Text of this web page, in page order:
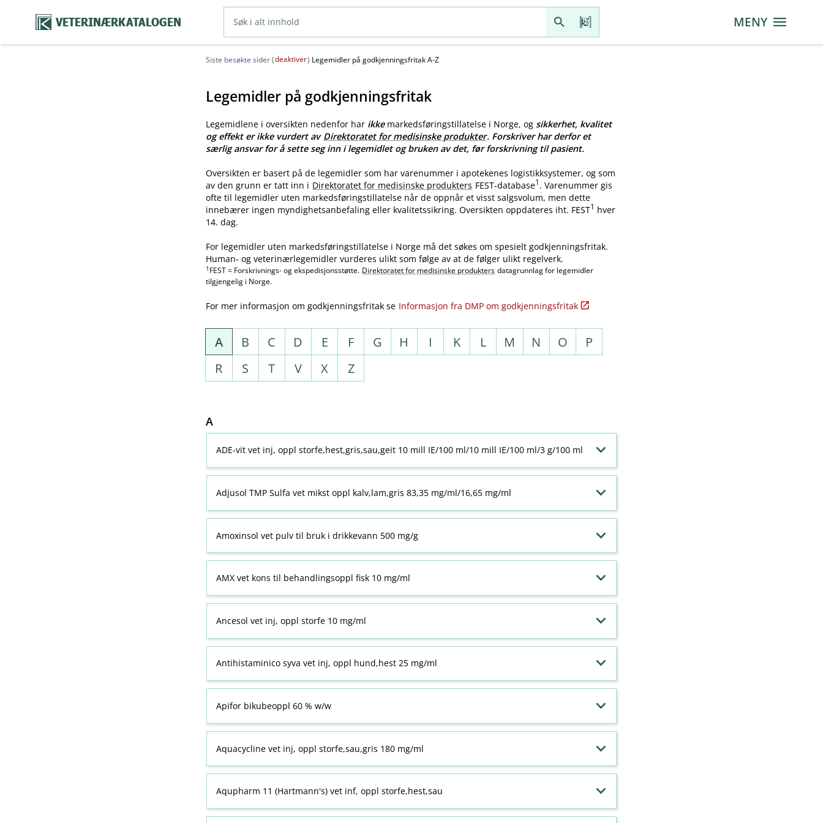
VETERINÆRKATALOGEN MENY
Siste besøkte sider (deaktiver) Legemidler på godkjenningsfritak A-Z
Legemidler på godkjenningsfritak
Legemidlene i oversikten nedenfor har ikkemarkedsføringstillatelse i Norge, og sikkerhet, kvalitet
og effekt er ikke vurdert av Direktoratet for medisinske produkter. Forskriver har derfor et
særlig ansvar for å sette seg inn i legemidlet og bruken av det, før forskrivning til pasient.
Oversikten er basert på de legemidler som har varenummer i apotekenes logistikksystemer, og som
av den grunn er tatt inn i Direktoratet for medisinske produkters FEST-database1. Varenummer gis
ofte til legemidler uten markedsføringstillatelse når de oppnår et visst salgsvolum, men dette
innebærer ingen myndighetsanbefaling eller kvalitetssikring. Oversikten oppdateres iht. FEST1 hver
14. dag.
For legemidler uten markedsføringstillatelse i Norge må det søkes om spesielt godkjenningsfritak.
Human- og veterinærlegemidler vurderes ulikt som følge av at de følger ulikt regelverk.
1 FEST = Forskrivnings- og ekspedisjonsstøtte. Direktoratet for medisinske produkters datagrunnlag for legemidler
tilgjengelig i Norge.
For mer informasjon om godkjenningsfritak se Informasjon fra DMP om godkjenningsfritak
A B C D E F G H I K L M N O
P
R
S T V X Z
A
ADE-vit vet inj, oppl storfe,hest,gris,sau,geit 10 mill IE/100 ml/10 mill IE/100 ml/3 g/100 ml
Adjusol TMP Sulfa vet mikst oppl kalv,lam,gris 83,35 mg/ml/16,65 mg/ml
Amoxinsol vet pulv til bruk i drikkevann 500 mg/g
AMX vet kons til behandlingsoppl fisk 10 mg/ml
Ancesol vet inj, oppl storfe 10 mg/ml
Antihistaminico syva vet inj, oppl hund,hest 25 mg/ml
Apifor bikubeoppl 60 % w​/​w
Aquacycline vet inj, oppl storfe,sau,gris 180 mg/ml
Aqupharm 11 (Hartmann's) vet inf, oppl storfe,hest,sau